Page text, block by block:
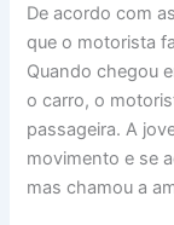
De acordo com
que o motorista
Quando chegou
o carro, o
passageira. A
movimento e se
mas chamou a